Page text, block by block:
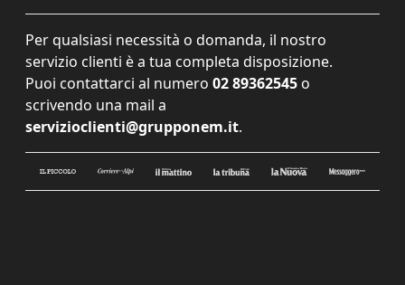
Per qualsiasi necessità o domanda, il nostro
servizio clienti è a tua completa disposizione.
Puoi contattarci al numero 02 89362545 o
scrivendo una mail a
servizioclienti@grupponem.it.